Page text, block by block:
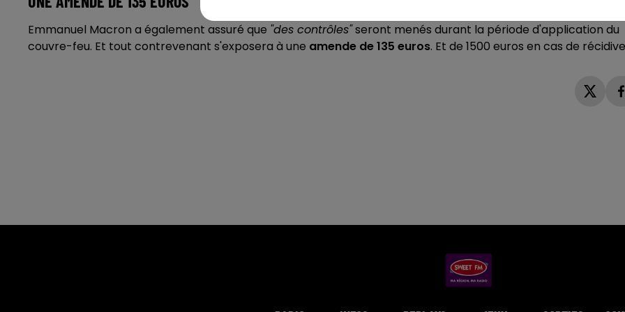
Emmanuel Macron a également assuré que "des contrôles"seront menés durant la période d'application du
couvre-feu. Et tout contrevenant s'exposera à une amende de 135 euros. Et de 1500 euros en cas de